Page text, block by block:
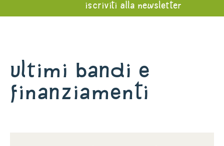
iscriviti alla newsletter
Ultimi bandi e
finanziamenti